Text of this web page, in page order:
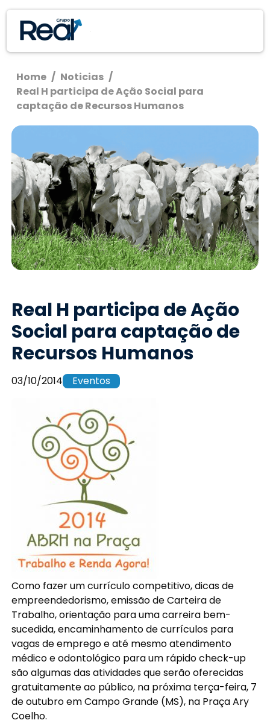
Home / Noticias /
Real H participa de Ação Social para
captação de Recursos Humanos
Real H participa de Ação
Social para captação de
Recursos Humanos
03/10/2014 Eventos
Como fazer um currículo competitivo, dicas de
empreendedorismo, emissão de Carteira de
Trabalho, orientação para uma carreira bem-
sucedida, encaminhamento de currículos para
vagas de emprego e até mesmo atendimento
médico e odontológico para um rápido check-up
são algumas das atividades que serão oferecidas
gratuitamente ao público, na próxima terça-feira, 7
de outubro em Campo Grande (MS), na Praça Ary
Coelho.